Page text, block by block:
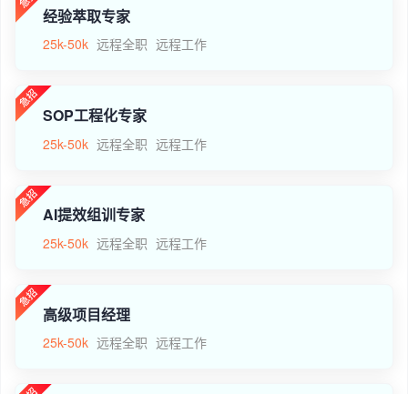
经验萃取专家
25k-50k 远程全职 远程工作
SOP工程化专家
25k-50k 远程全职 远程工作
AI提效组训专家
25k-50k 远程全职 远程工作
高级项目经理
25k-50k 远程全职 远程工作